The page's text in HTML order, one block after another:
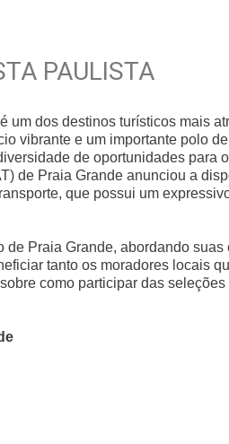
PAULISTA
um dos destinos turísticos mais
vibrante e um importante polo
de oportunidades para
de Praia Grande anunciou a
que possui um
Praia Grande, abordando suas
tanto os moradores locais
como participar das